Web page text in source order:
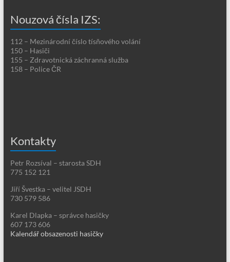
Nouzová čísla IZS:
112 – Mezinárodní číslo tísňového volání
150 – Hasiči
155 – Zdravotnická záchranná služba
158 – Police ČR
Kontakty
Petr Rozsíval – starosta SDH
775 152 121
Jiří Švestka – velitel JSDH
730 579 586
Karel Dlapka – správce hasičky
607 173 606
Kalendář obsazenosti hasičky